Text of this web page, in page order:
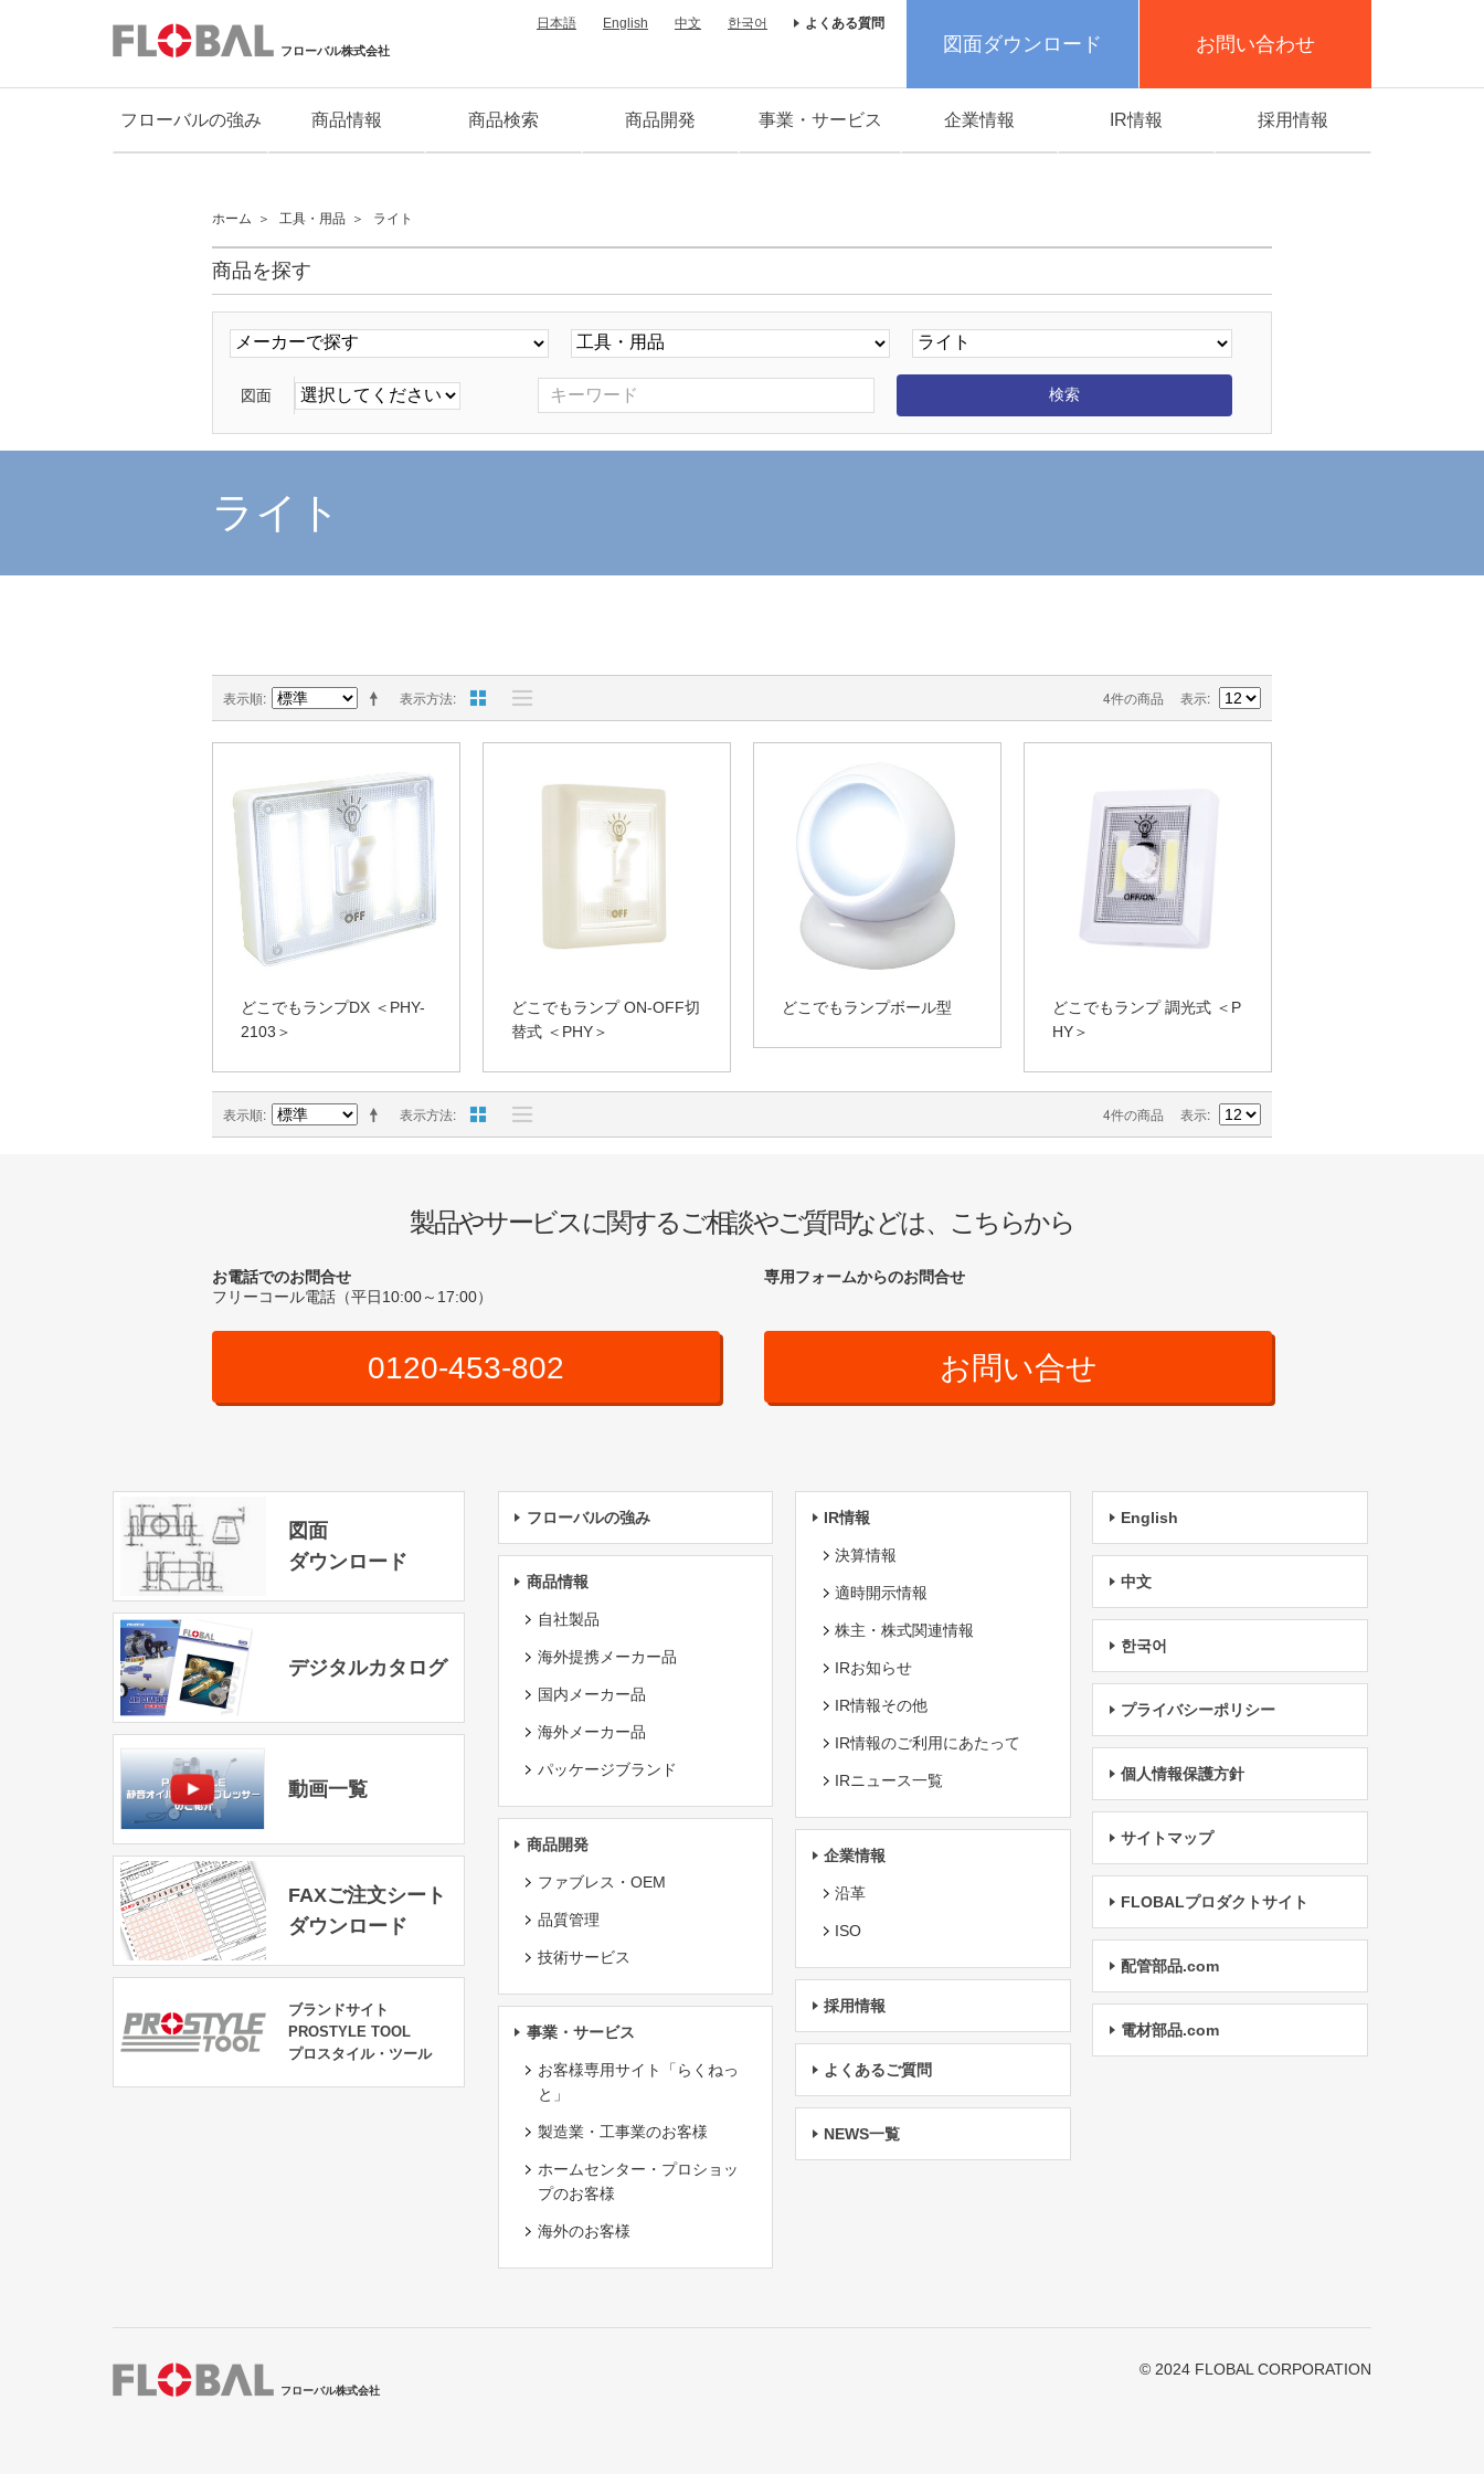
フローバル株式会社
日本語 English 中文 한국어 よくある質問
図面ダウンロード お問い合わせ
フローバルの強み 商品情報 商品検索 商品開発 事業・サービス 企業情報 IR情報 採用情報
ホーム 工具・用品 ライト
商品を探す
図面
ライト
表示方法
表示順 4件の商品 表示
どこでもランプDX ＜PHY-
2103＞
どこでもランプ ON-OFF切
替式 ＜PHY＞
どこでもランプボール型
どこでもランプ 調光式 ＜P
HY＞
表示方法
表示順 4件の商品 表示
製品やサービスに関するご相談やご質問などは、こちらから
お電話でのお問合せ
フリーコール電話（平日10:00～17:00）
0120-453-802
専用フォームからのお問合せ
お問い合せ
図面
ダウンロード
デジタルカタログ
動画一覧
FAXご注文シート
ダウンロード
ブランドサイト
PROSTYLE TOOL
プロスタイル・ツール
フローバルの強み
商品情報
自社製品
海外提携メーカー品
国内メーカー品
海外メーカー品
パッケージブランド
商品開発
ファブレス・OEM
品質管理
技術サービス
事業・サービス
お客様専用サイト「らくねっ
と」
製造業・工事業のお客様
ホームセンター・プロショッ
プのお客様
海外のお客様
IR情報
決算情報
適時開示情報
株主・株式関連情報
IRお知らせ
IR情報その他
IR情報のご利用にあたって
IRニュース一覧
企業情報
沿革
ISO
採用情報
よくあるご質問
NEWS一覧
English
中文
한국어
プライバシーポリシー
個人情報保護方針
サイトマップ
FLOBALプロダクトサイト
配管部品.com
電材部品.com
フローバル株式会社
© 2024 FLOBAL CORPORATION